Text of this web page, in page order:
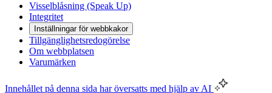
Visselblåsning (Speak Up)
Integritet
Inställningar för webbkakor
Tillgänglighetsredogörelse
Om webbplatsen
Varumärken
Innehållet på denna sida har översatts med hjälp av AI